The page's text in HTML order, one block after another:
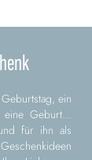
ein
eine Geburt...
für ihn als